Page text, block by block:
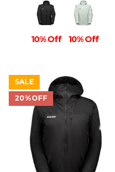
10% Off 10% Off
SALE
20%OFF